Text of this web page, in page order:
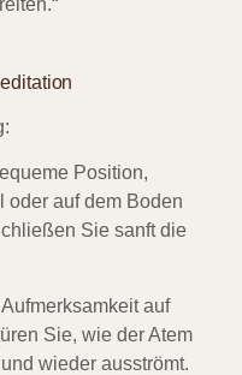
Position,
oder auf dem Boden
Sie sanft die
auf
Sie, wie der Atem
wieder ausströmt.